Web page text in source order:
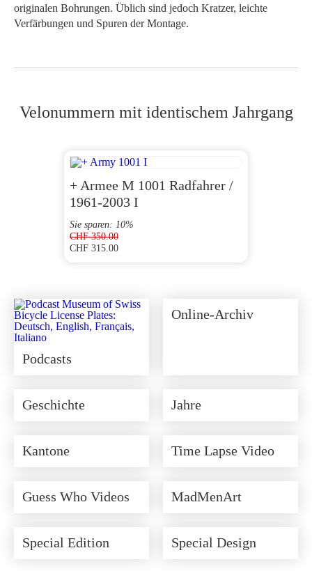
originalen Bohrungen. Üblich sind jedoch Kratzer, leichte
Verfärbungen und Spuren der Montage.
Velonummern mit identischem Jahrgang
+ Armee M 1001 Radfahrer /
1961-2003 I
CHF350.00
CHF 315.00
Sie sparen: 10%
Podcasts
Online-Archiv
Geschichte Jahre
Kantone Time Lapse Video
Guess Who Videos MadMenArt
Special Edition Special Design